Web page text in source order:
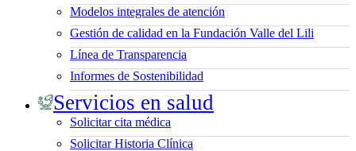
Modelos integrales de atención
Gestión de calidad en la Fundación Valle del Lili
Línea de Transparencia
Informes de Sostenibilidad
Servicios en salud
Solicitar cita médica
Solicitar Historia Clínica